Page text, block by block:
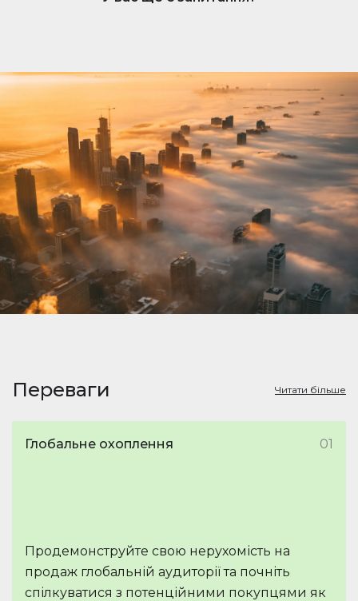
нерухомості. Коли вам подобається оголошення,
Щоб відповісти та зв’язатися з потенційними
покупцями чи орендарями, переконайтеся, що
ваша підписка активна.
Переваги Читати більше
Глобальне охоплення 01
Продемонструйте свою нерухомість на
продаж глобальній аудиторії та почніть
спілкуватися з потенційними покупцями як